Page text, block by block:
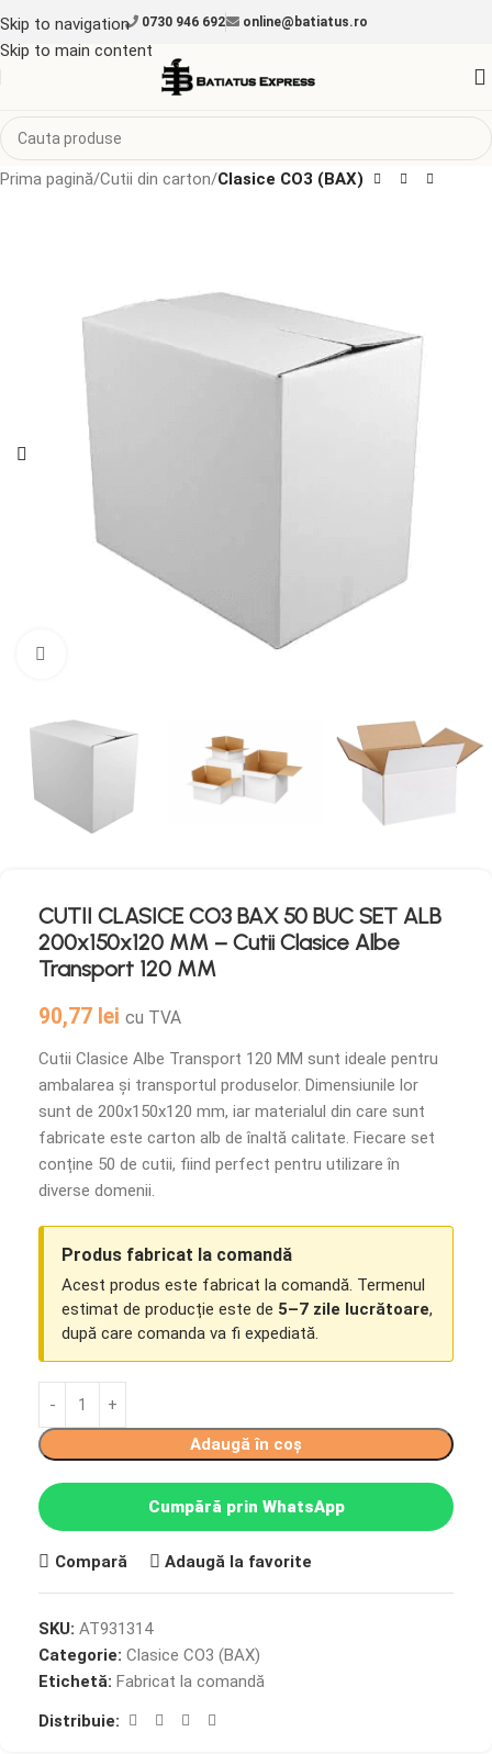
Skip to navigation
Skip to main content
0730 946 692 online@batiatus.ro
Prima pagină Cutii din carton Clasice CO3 (BAX)
CUTII CLASICE CO3 BAX 50 BUC SET ALB
200x150x120 MM – Cutii Clasice Albe
Transport 120 MM
90,77 lei cu TVA
Cutii Clasice Albe Transport 120 MM sunt ideale pentru
ambalarea și transportul produselor. Dimensiunile lor
sunt de 200x150x120 mm, iar materialul din care sunt
fabricate este carton alb de înaltă calitate. Fiecare set
conține 50 de cutii, fiind perfect pentru utilizare în
diverse domenii.
Produs fabricat la comandă
Acest produs este fabricat la comandă. Termenul
estimat de producție este de 5–7 zile lucrătoare,
după care comanda va fi expediată.
Adaugă în coș
Cumpără prin WhatsApp
Compară Adaugă la favorite
SKU: AT931314
Categorie: Clasice CO3 (BAX)
Etichetă: Fabricat la comandă
Distribuie: